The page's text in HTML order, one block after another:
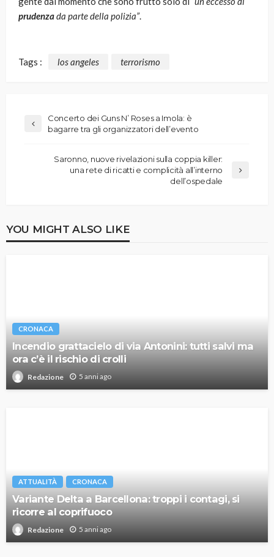
prudenzada parte della polizia”.
Tags : los angeles terrorismo
Concerto dei Guns N’ Roses a Imola: è
bagarre tra gli organizzatori dell’evento
Saronno, nuove rivelazioni sulla coppia killer:
una rete di ricatti e complicità all’interno
dell’ospedale
YOU MIGHT ALSO LIKE
CRONACA
Incendio grattacielo di via Antonini: tutti salvi ma
ora c’è il rischio di crolli
Redazione 5 anni ago
ATTUALITÀ CRONACA
Variante Delta a Barcellona: troppi i contagi, si
ricorre al coprifuoco
Redazione 5 anni ago